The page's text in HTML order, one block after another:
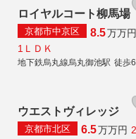
ロイヤルコート柳馬場
京都市中京区 8.5万万円
1ＬＤＫ
地下鉄烏丸線烏丸御池駅 徒歩
ウエストヴィレッジ
京都市北区 6.5万万円